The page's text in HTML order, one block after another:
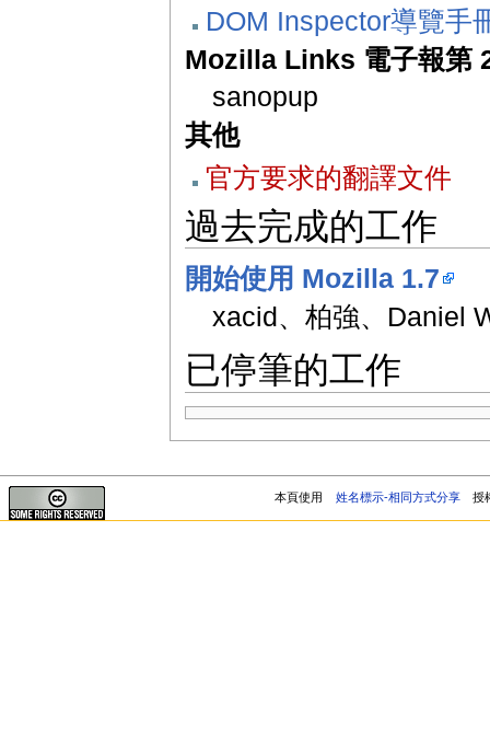
DOM Inspector導覽手
Mozilla Links 電子報第
sanopup
其他
官方要求的翻譯文件
過去完成的工作
開始使用 Mozilla 1.7
xacid、柏強、Daniel
已停筆的工作
本頁使用 姓名標示-相同方式分享 授